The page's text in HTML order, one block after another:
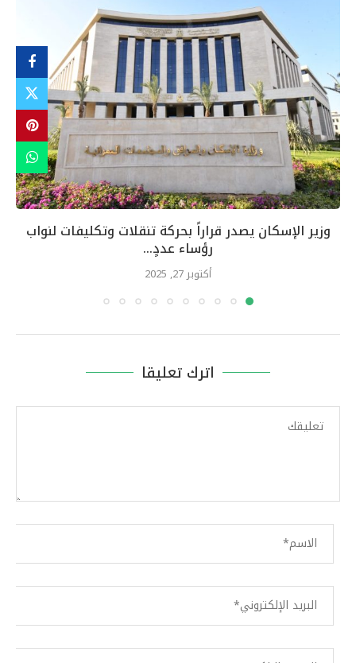
وزير الإسكان يصدر قراراً بحركة تنقلات وتكليفات لنواب
رؤساء عددٍ...
أكتوبر 27, 2025
اترك تعليقا